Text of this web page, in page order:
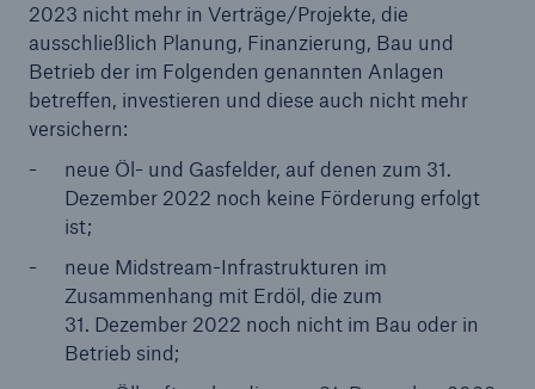
2023 nicht mehr in Verträge/Projekte, die
ausschließlich Planung, Finanzierung, Bau und
Betrieb der im Folgenden genannten Anlagen
betreffen, investieren und diese auch nicht mehr
versichern:
neue Öl- und Gasfelder, auf denen zum 31.
Dezember 2022 noch keine Förderung erfolgt
ist;
neue Midstream-Infrastrukturen im
Zusammenhang mit Erdöl, die zum
31. Dezember 2022 noch nicht im Bau oder in
Betrieb sind;
Reinsurance Property/Casualty
Marine Trend Radar 2025